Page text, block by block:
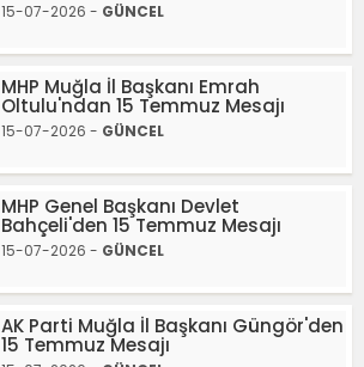
15-07-2026 - GÜNCEL
MHP Muğla İl Başkanı Emrah
Oltulu'ndan 15 Temmuz Mesajı
15-07-2026 - GÜNCEL
MHP Genel Başkanı Devlet
Bahçeli'den 15 Temmuz Mesajı
15-07-2026 - GÜNCEL
AK Parti Muğla İl Başkanı Güngör'den
15 Temmuz Mesajı